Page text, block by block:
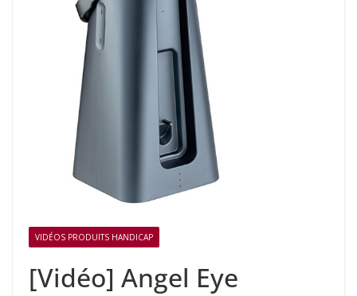
VIDÉOS PRODUITS HANDICAP
[Vidéo] Angel Eye